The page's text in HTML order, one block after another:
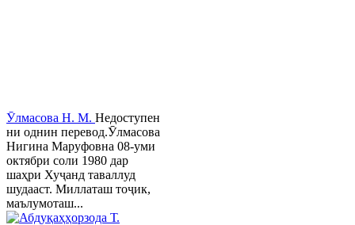
Ӯлмасова Н. М. Недоступен
ни однин перевод.Ӯлмасова
Нигина Маруфовна 08-уми
октябри соли 1980 дар
шаҳри Хуҷанд таваллуд
шудааст. Миллаташ тоҷик,
маълумоташ...